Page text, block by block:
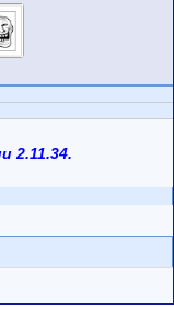
2.11.34.